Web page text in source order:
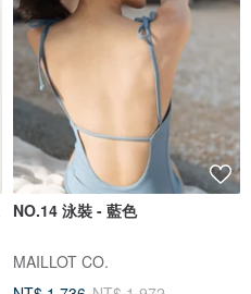
NO.14 泳裝 - 藍色
MAILLOT CO.